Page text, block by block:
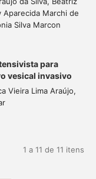
Aparecida Marchi de
Silva Marcon
para
vesical invasivo
Vieira Lima Araújo,
1 a 11 de 11 itens